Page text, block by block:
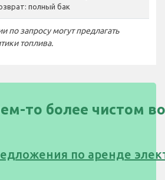
полный бак
по запросу могут предлагать
топлива.
то более чистом
по аренде